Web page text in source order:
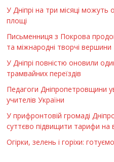
У Дніпрі на три місяці
площі
Письменниця з Покрова
та міжнародні творчі вершини
У Дніпрі повністю оновили
трамвайних переїздів
Педагоги Дніпропетровщини
учителів України
У прифронтовій громаді
суттєво підвищити тарифи на
Огірки, зелень і горіхи: